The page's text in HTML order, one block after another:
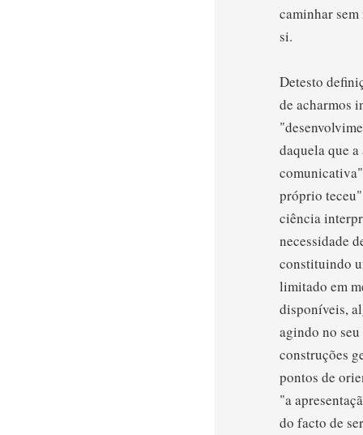
caminhar
si.
Detesto
de acharmos
daquela que
próprio
ciência
necessidade
constituindo
limitado em
disponíveis,
agindo no
construções
pontos de
"a
do facto de